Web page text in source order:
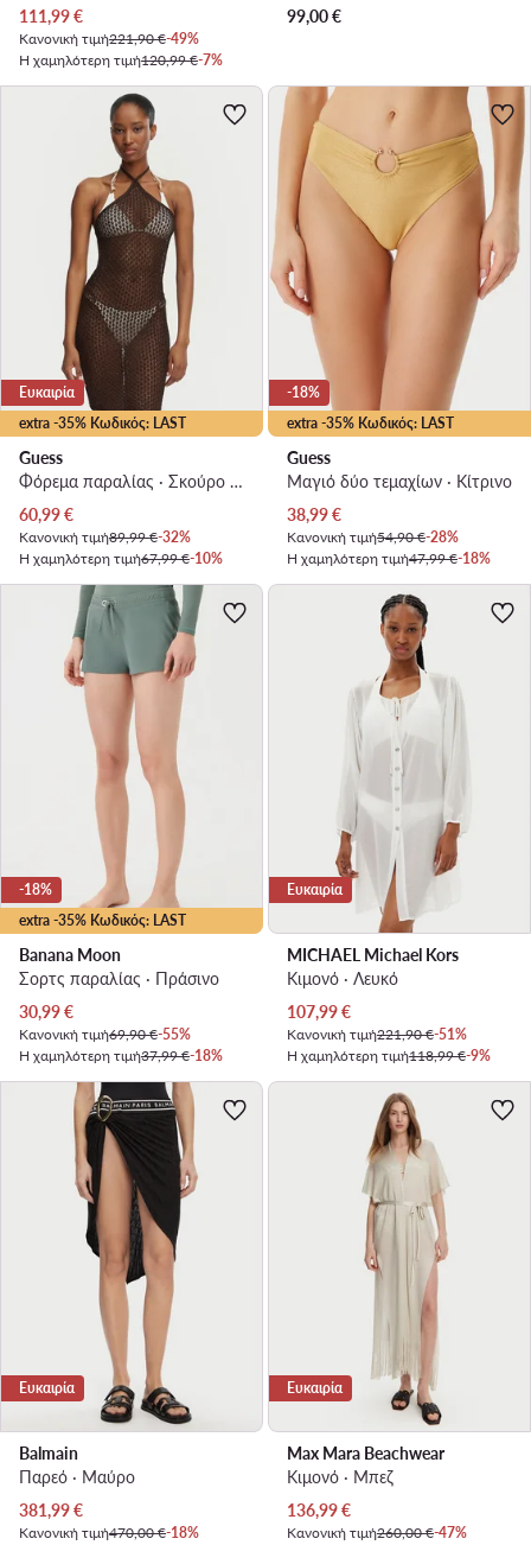
Τρέχουσα τιμή
111,99€
Κανονική τιμή221,90 €-49%
Η χαμηλότερη τιμή120,99 €-7%
99,00€
extra -35% Κωδικός: LAST
Ευκαιρία
Guess
Φόρεμα παραλίας · Σκούρο καφέ
Τρέχουσα τιμή
60,99€
Κανονική τιμή89,99 €-32%
Η χαμηλότερη τιμή67,99 €-10%
extra -35% Κωδικός: LAST
-18%
Guess
Μαγιό δύο τεμαχίων · Κίτρινο
Τρέχουσα τιμή
38,99€
Κανονική τιμή54,90 €-28%
Η χαμηλότερη τιμή47,99 €-18%
extra -35% Κωδικός: LAST
-18%
Banana Moon
Σορτς παραλίας · Πράσινο
Τρέχουσα τιμή
30,99€
Κανονική τιμή69,90 €-55%
Η χαμηλότερη τιμή37,99 €-18%
Ευκαιρία
MICHAEL Michael Kors
Κιμονό · Λευκό
Τρέχουσα τιμή
107,99€
Κανονική τιμή221,90 €-51%
Η χαμηλότερη τιμή118,99 €-9%
Ευκαιρία
Balmain
Παρεό · Μαύρο
Τρέχουσα τιμή
381,99€
Κανονική τιμή470,00 €-18%
Ευκαιρία
Max Mara Beachwear
Κιμονό · Μπεζ
Τρέχουσα τιμή
136,99€
Κανονική τιμή260,00 €-47%